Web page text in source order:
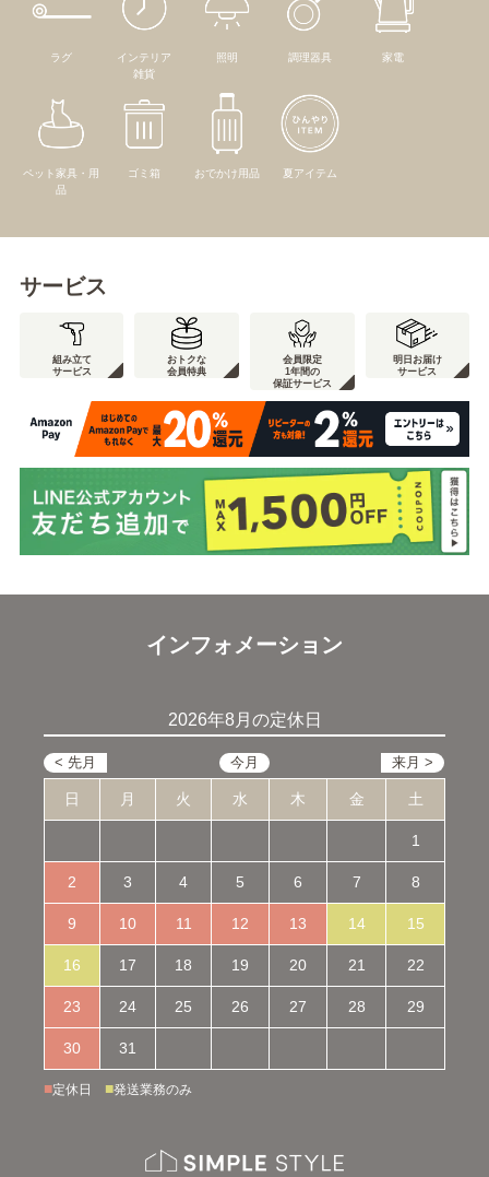
ラグ
インテリア
雑貨
照明 調理器具 家電
ペット家具・用
品
ゴミ箱 おでかけ用品 夏アイテム
サービス
組み立て
サービス
おトクな
会員特典
会員限定
1年間の
保証サービス
明日お届け
サービス
インフォメーション
2026年8月の定休日
日 月 火 水 木 金 土
1
2 3 4 5 6 7 8
9 10 11 12 13 14 15
16 17 18 19 20 21 22
23 24 25 26 27 28 29
30 31
■定休日 ■発送業務のみ